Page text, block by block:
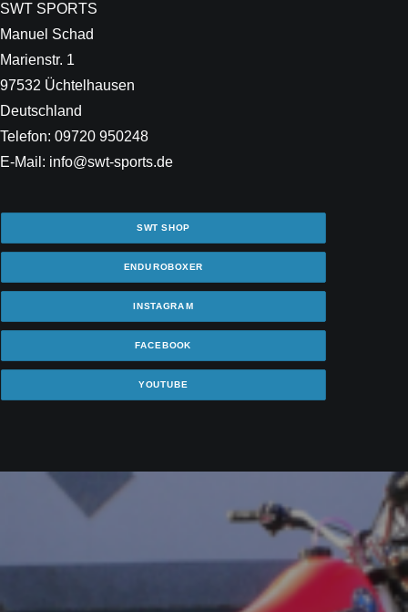
SWT SPORTS
Manuel Schad
Marienstr. 1
97532 Üchtelhausen
Deutschland
Telefon: 09720 950248
E-Mail: info@swt-sports.de
SWT SHOP
ENDUROBOXER
INSTAGRAM
FACEBOOK
YOUTUBE